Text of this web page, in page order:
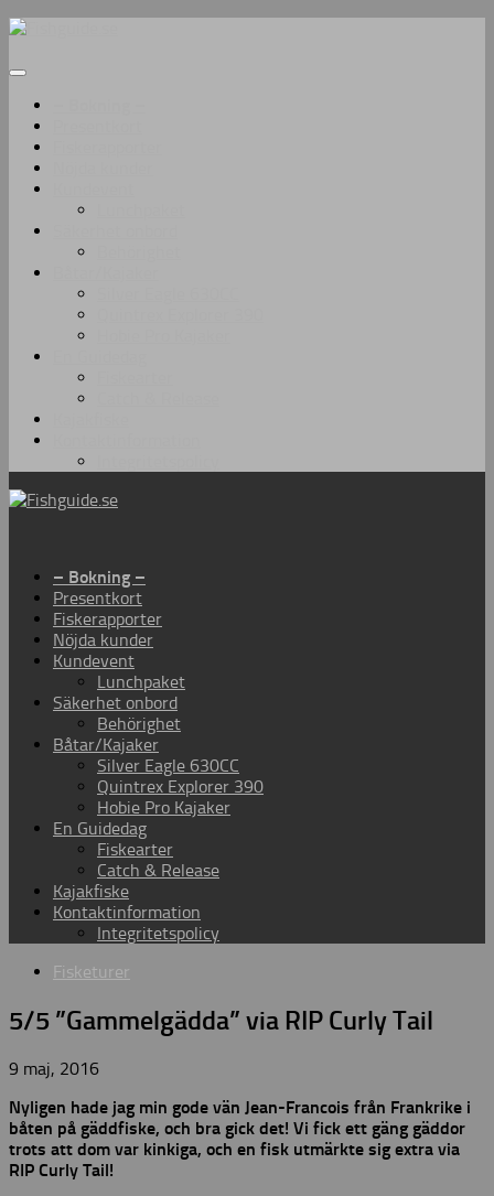
Under
– Bokning –
Presentkort
Fiskerapporter
Nöjda kunder
Kundevent
Lunchpaket
Säkerhet onbord
Behörighet
Båtar/Kajaker
Silver Eagle 630CC
Quintrex Explorer 390
Hobie Pro Kajaker
En Guidedag
Fiskearter
Catch & Release
Kajakfiske
Kontaktinformation
Integritetspolicy
Fisketurer
5/5 ”Gammelgädda” via RIP Curly Tail
9 maj, 2016
Nyligen hade jag min gode vän Jean-Francois från Frankrike i
båten på gäddfiske, och bra gick det! Vi fick ett gäng gäddor
trots att dom var kinkiga, och en fisk utmärkte sig extra via
RIP Curly Tail!